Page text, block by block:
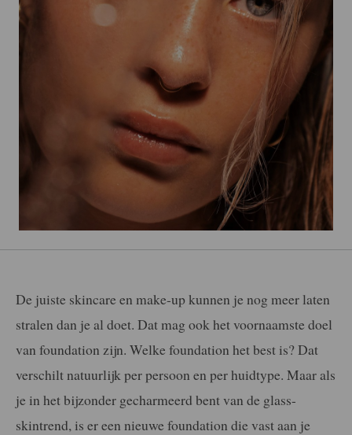
De juiste skincare en make-up kunnen je nog meer laten
stralen dan je al doet. Dat mag ook het voornaamste doel
van foundation zijn. Welke foundation het best is? Dat
verschilt natuurlijk per persoon en per huidtype. Maar als
je in het bijzonder gecharmeerd bent van de glass-
skintrend, is er een nieuwe foundation die vast aan je